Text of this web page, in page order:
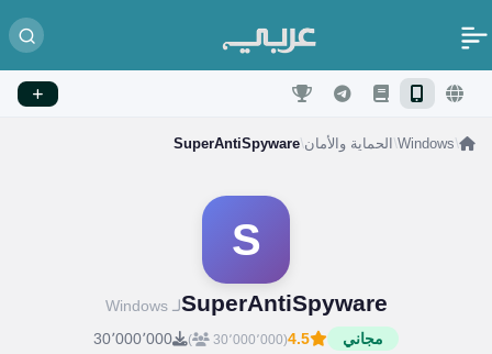
/
Windows
/ الحماية والأمان/
SuperAntiSpyware
S
SuperAntiSpywareلـ Windows
مجاني
4.5(30٬000٬000 ) 30٬000٬000